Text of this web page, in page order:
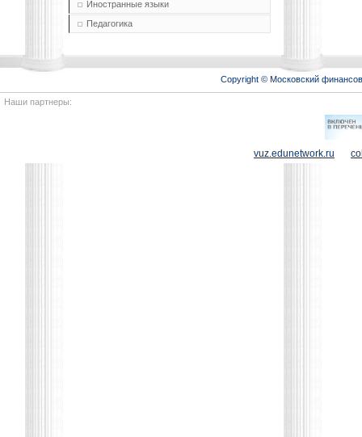
Иностранные языки
Педагогика
Copyright © Московский
Наши партнеры:
vuz.edunetwork.ru